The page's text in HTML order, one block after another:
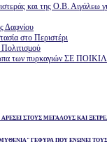
και της Ο.Β. Αιγάλεω
Δαφνίου
στο Περιστέρι
των πυρκαγιών ΣΕ
ΣΤΟΥΣ ΜΕΓΑΛΟΥΣ ΚΑΙ
ΓΕΦΥΡΑ ΠΟΥ ΕΝΩΝΕΙ